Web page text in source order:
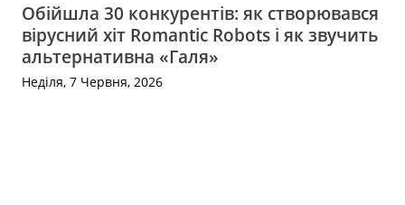
Обійшла 30 конкурентів: як створювався
вірусний хіт Romantic Robots і як звучить
альтернативна «Галя»
Неділя, 7 Червня, 2026